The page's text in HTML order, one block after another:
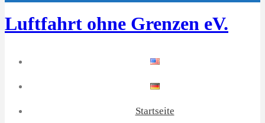
Luftfahrt ohne Grenzen eV.
Startseite